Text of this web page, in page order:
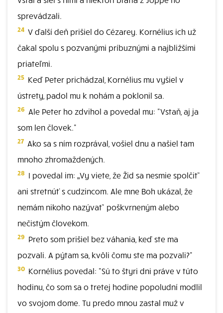
sprevádzali.
24 V ďalší deň prišiel do Cézarey. Kornélius ich už
čakal spolu s pozvanými príbuznými a najbližšími
priateľmi.
25 Keď Peter prichádzal, Kornélius mu vyšiel v
ústrety, padol mu k nohám a poklonil sa.
26 Ale Peter ho zdvihol a povedal mu: "Vstaň, aj ja
som len človek."
27 Ako sa s ním rozprával, vošiel dnu a našiel tam
mnoho zhromaždených.
28 I povedal im: „Vy viete, že Žid sa nesmie spolčiť'
ani stretnúť s cudzincom. Ale mne Boh ukázal, že
nemám nikoho nazývať' poškvrneným alebo
nečistým človekom.
29 Preto som prišiel bez váhania, keď ste ma
pozvali. A pýtam sa, kvôli čomu ste ma pozvali?"
30 Kornélius povedal: "Sú to štyri dni práve v túto
hodinu, čo som sa o tretej hodine popoludní modlil
vo svojom dome. Tu predo mnou zastal muž v